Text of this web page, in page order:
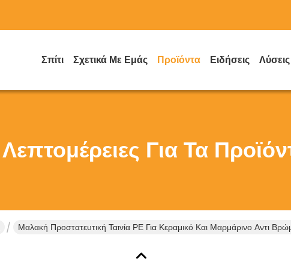
Σπίτι Σχετικά Με Εμάς Προϊόντα Ειδήσεις Λύσεις
Λεπτομέρειες Για Τα
Μαλακή Προστατευτική Ταινία PE Για Κεραμικό Και Μαρμάρινο Αντι